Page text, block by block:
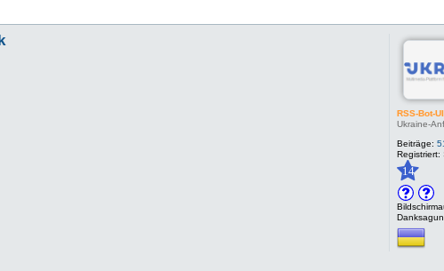
RSS-Bot-UI
Ukraine-
Beiträge:
Registriert:
14